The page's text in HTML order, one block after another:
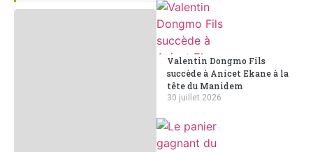
Valentin Dongmo Fils
succède à Anicet Ekane à la
tête du Manidem
30 juillet 2026